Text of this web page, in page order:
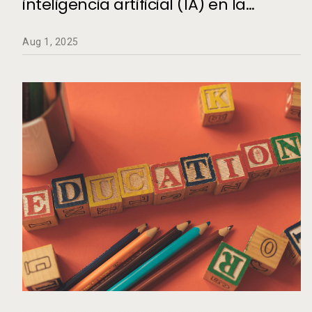
inteligencia artificial (IA) en la
Aug 1, 2025